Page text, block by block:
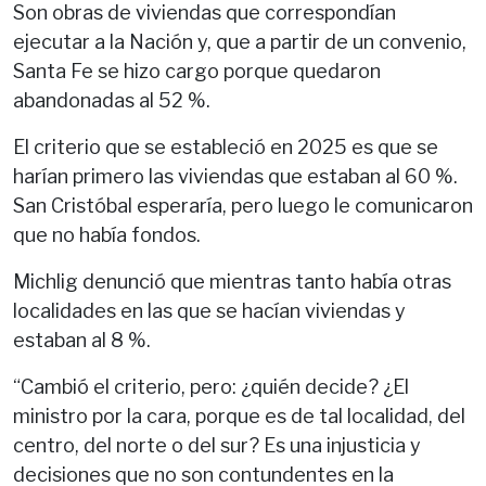
Son obras de viviendas que correspondían
ejecutar a la Nación y, que a partir de un convenio,
Santa Fe se hizo cargo porque quedaron
abandonadas al 52 %.
El criterio que se estableció en 2025 es que se
harían primero las viviendas que estaban al 60 %.
San Cristóbal esperaría, pero luego le comunicaron
que no había fondos.
Michlig denunció que mientras tanto había otras
localidades en las que se hacían viviendas y
estaban al 8 %.
“Cambió el criterio, pero: ¿quién decide? ¿El
ministro por la cara, porque es de tal localidad, del
centro, del norte o del sur? Es una injusticia y
decisiones que no son contundentes en la